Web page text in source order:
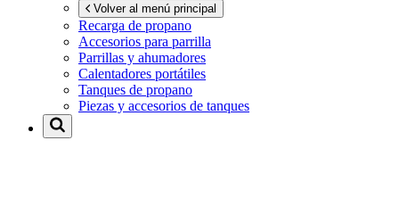
Volver al menú principal
Recarga de propano
Accesorios para parrilla
Parrillas y ahumadores
Calentadores portátiles
Tanques de propano
Piezas y accesorios de tanques